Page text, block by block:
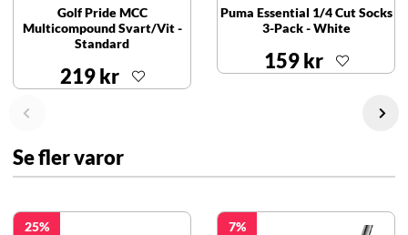
Golf Pride MCC
Multicompound Svart/Vit -
Standard
219 kr
Puma Essential 1/4 Cut Socks
3-Pack - White
159 kr
Se fler varor
25 7